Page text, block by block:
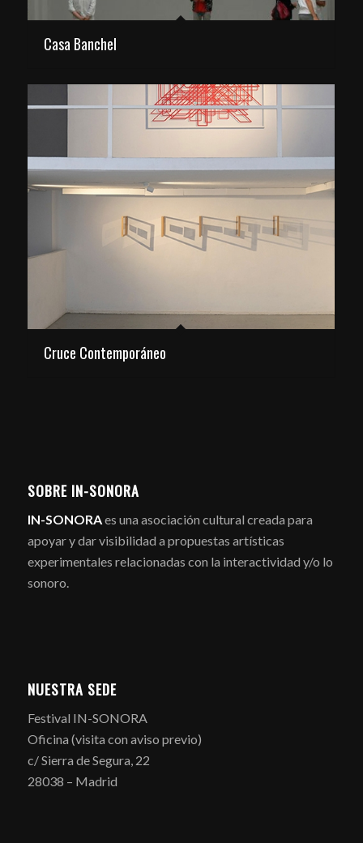
Casa Banchel
Cruce Contemporáneo
SOBRE IN-SONORA
IN-SONORAes una asociación cultural creada para
apoyar y dar visibilidad a propuestas artísticas
experimentales relacionadas con la interactividad y/o lo
sonoro.
NUESTRA SEDE
Festival IN-SONORA
Oficina (visita con aviso previo)
c/ Sierra de Segura, 22
28038 – Madrid